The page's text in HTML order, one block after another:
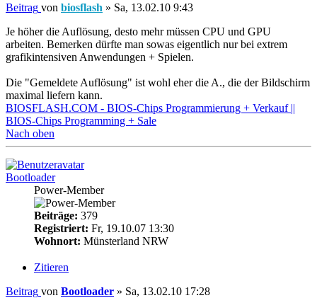
Beitrag von biosflash » Sa, 13.02.10 9:43
Je höher die Auflösung, desto mehr müssen CPU und GPU
arbeiten. Bemerken dürfte man sowas eigentlich nur bei extrem
grafikintensiven Anwendungen + Spielen.
Die "Gemeldete Auflösung" ist wohl eher die A., die der Bildschirm
maximal liefern kann.
BIOSFLASH.COM - BIOS-Chips Programmierung + Verkauf ||
BIOS-Chips Programming + Sale
Nach oben
Bootloader
Power-Member
Beiträge: 379
Registriert: Fr, 19.10.07 13:30
Wohnort: Münsterland NRW
Zitieren
Beitrag von Bootloader » Sa, 13.02.10 17:28